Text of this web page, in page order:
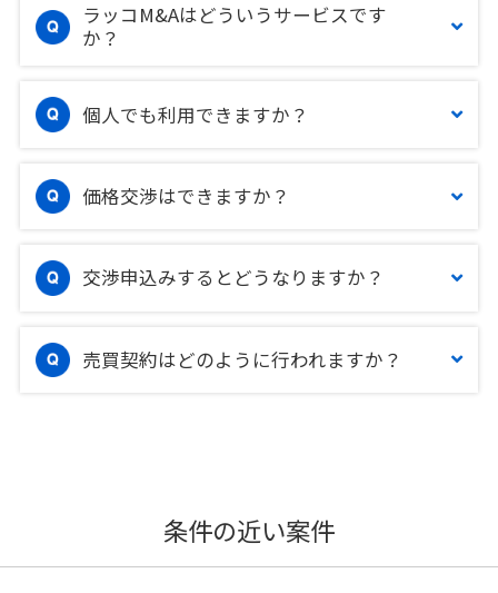
ラッコM&Aはどういうサービスです
か？
個人でも利用できますか？
価格交渉はできますか？
交渉申込みするとどうなりますか？
売買契約はどのように行われますか？
条件の近い案件